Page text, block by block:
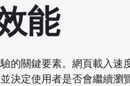
能
的關鍵要素。網頁載入
決定使用者是否會繼續